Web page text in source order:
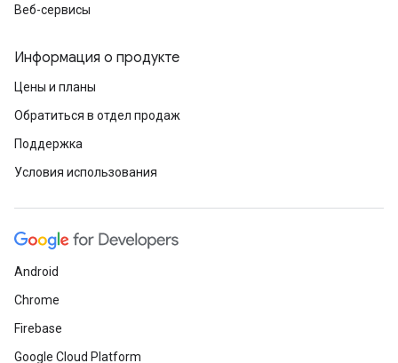
Веб-сервисы
Информация о продукте
Цены и планы
Обратиться в отдел продаж
Поддержка
Условия использования
Android
Chrome
Firebase
Google Cloud Platform